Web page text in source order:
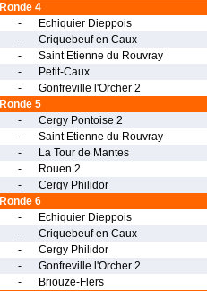
Ronde 4
-
Echiquier Dieppois
-
Criquebeuf en Caux
-
Saint Etienne du Rouvray
-
Petit-Caux
-
Gonfreville l'Orcher 2
Ronde 5
-
Cergy Pontoise 2
-
Saint Etienne du Rouvray
-
La Tour de Mantes
-
Rouen 2
-
Cergy Philidor
Ronde 6
-
Echiquier Dieppois
-
Criquebeuf en Caux
-
Cergy Philidor
-
Gonfreville l'Orcher 2
-
Briouze-Flers